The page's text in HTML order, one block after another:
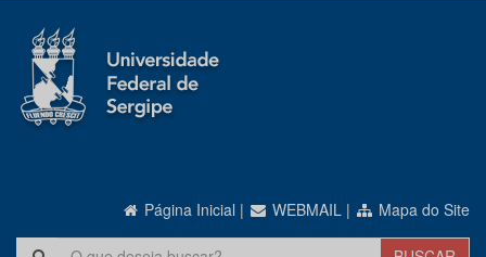
Página Inicial | WEBMAIL | Mapa do Site